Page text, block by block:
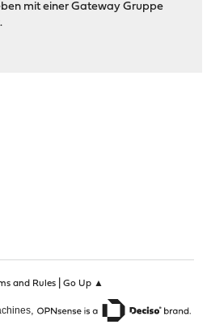
mit einer Gateway Gruppe
and Rules| Go Up ▲
,